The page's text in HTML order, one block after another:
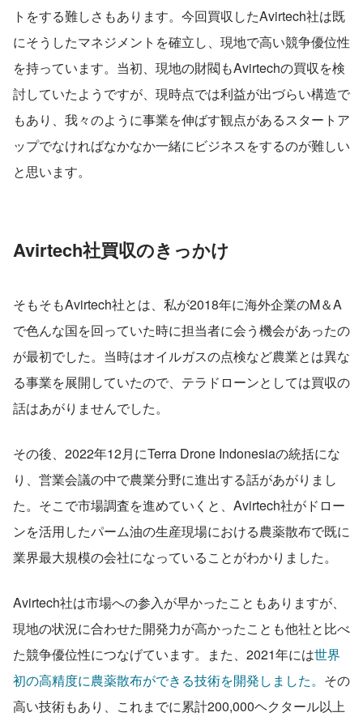
トをする難しさもあります。今回買収したAvirtech社は既
にそうしたマネジメントを確立し、現地で高い競争優位性
を持っています。当初、現地の財閥もAvirtechの買収を検
討していたようですが、現時点では利益が出づらい構造で
もあり、我々のように事業を伸ばす観点があるスタートア
ップでなければなかなか一緒にビジネスをするのが難しい
と思います。
Avirtech社買収のきっかけ
そもそもAvirtech社とは、私が2018年に海外企業のM＆A
で色んな国を回っていた時に担当者に会う機会があったの
が最初でした。当時はオイルガスの点検など農業とは異な
る事業を展開していたので、テラドローンとしては買収の
話はあがりませんでした。
その後、2022年12月にTerra Drone Indonesiaの統括にな
り、営業会議の中で農業分野に進出する話があがりまし
た。そこで市場調査を進めていくと、Avirtech社がドロー
ンを活用したパーム油の生産現場における農薬散布で既に
業界最大規模の会社になっていることがわかりました。
Avirtech社は市場への参入が早かったこともありますが、
現地の状況に合わせた開発力が高かったことも他社と比べ
た競争優位性につなげています。また、2021年には世界
初の高精度に農薬散布ができる技術を開発しました。 その
高い技術もあり、これまでに累計200,000ヘクタール以上